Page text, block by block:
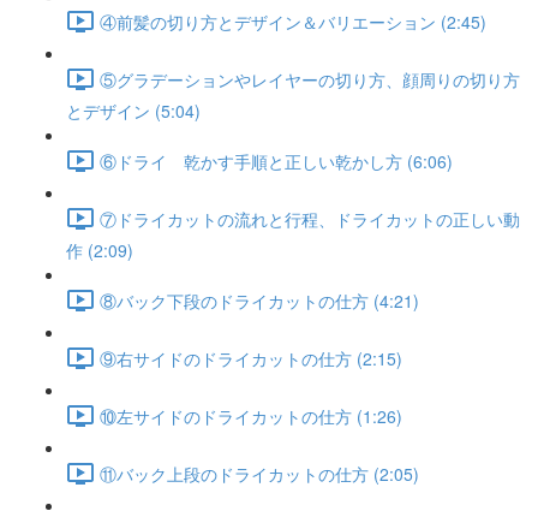
④前髪の切り方とデザイン＆バリエーション (2:45)
⑤グラデーションやレイヤーの切り方、顔周りの切り方
とデザイン (5:04)
⑥ドライ 乾かす手順と正しい乾かし方 (6:06)
⑦ドライカットの流れと行程、ドライカットの正しい動
作 (2:09)
⑧バック下段のドライカットの仕方 (4:21)
⑨右サイドのドライカットの仕方 (2:15)
⑩左サイドのドライカットの仕方 (1:26)
⑪バック上段のドライカットの仕方 (2:05)